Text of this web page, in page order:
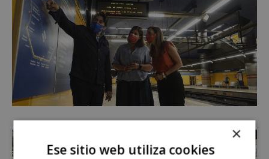
×
Ese sitio web utiliza cookies